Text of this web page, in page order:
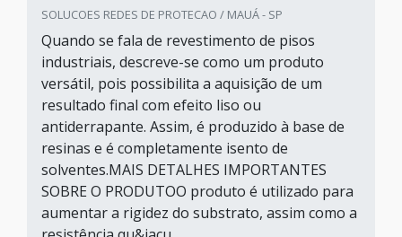
SOLUCOES REDES DE PROTECAO / MAUÁ - SP
Quando se fala de revestimento de pisos
industriais, descreve-se como um produto
versátil, pois possibilita a aquisição de um
resultado final com efeito liso ou
antiderrapante. Assim, é produzido à base de
resinas e é completamente isento de
solventes.MAIS DETALHES IMPORTANTES
SOBRE O PRODUTOO produto é utilizado para
aumentar a rigidez do substrato, assim como a